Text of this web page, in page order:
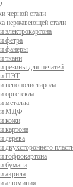
черной стали
нержавеющей стали
электрокартона
фетра
фанеры
ткани
резины для печатей
ПЭТ
пенополистирола
оргстекла
металла
МДФ
кожи
картона
дерева
двухстороннего
гофрокартона
бумаги
акрила
алюминия